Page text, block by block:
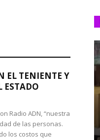
EL TENIENTE Y
ESTADO
Radio ADN, “nuestra
de las personas.
los costos que